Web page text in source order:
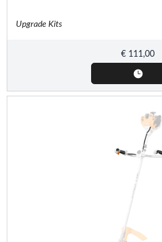
Upgrade Kits
€ 111,00